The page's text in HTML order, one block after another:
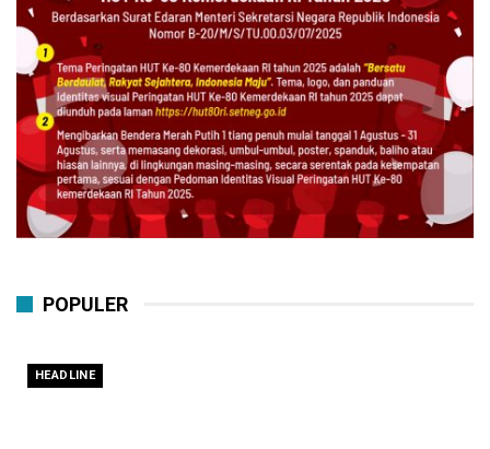
POPULER
HEADLINE